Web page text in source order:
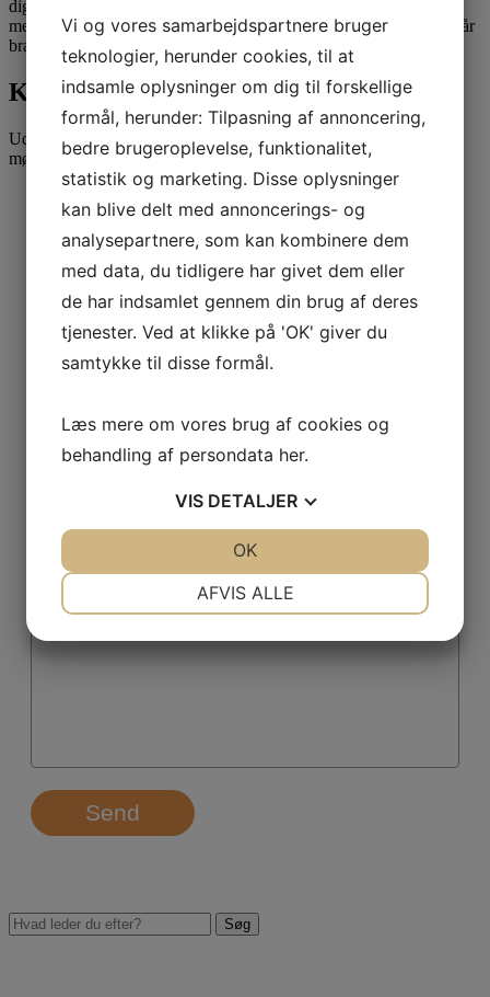
digital. Hvor det fører hen over de næste 25 år er svært at spå om,
men med et digitalt kørekort ved siden af revisorkompetencerne står
branchen stærkt rustet til turen.
Kontakt Attent
Udfyld formularen for at blive kontaktet vedr. et uforpligtende
møde.
Fulde navn
Telefonnummer *
E-mail
Hvad drejer din henvendelse sig om?
Send
Vi og vores samarbejdspartnere bruger
teknologier, herunder cookies, til at
indsamle oplysninger om dig til forskellige
formål, herunder: Tilpasning af annoncering,
bedre brugeroplevelse, funktionalitet,
statistik og marketing. Disse oplysninger
kan blive delt med annoncerings- og
analysepartnere, som kan kombinere dem
med data, du tidligere har givet dem eller
de har indsamlet gennem din brug af deres
tjenester. Ved at klikke på 'OK' giver du
samtykke til disse formål.
Læs mere om vores brug af cookies og
behandling af persondata her.
VIS DETALJER
AFVIS ALLE
OK